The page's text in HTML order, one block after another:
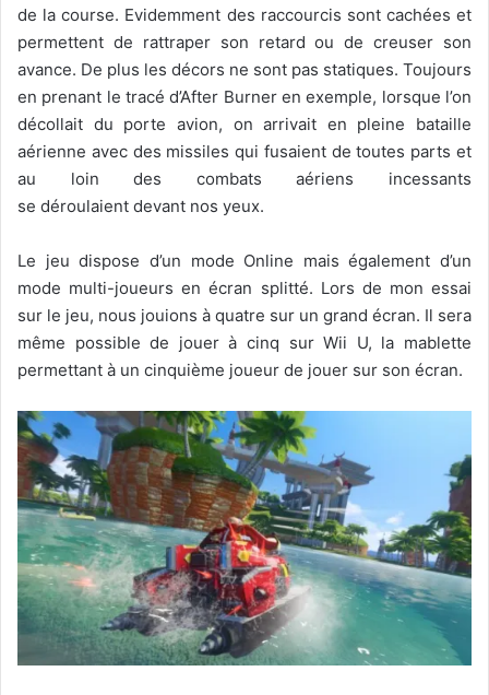
de la course. Evidemment des raccourcis sont cachées et
permettent de rattraper son retard ou de creuser son
avance. De plus les décors ne sont pas statiques. Toujours
en prenant le tracé d’After Burner en exemple, lorsque l’on
décollait du porte avion, on arrivait en pleine bataille
aérienne avec des missiles qui fusaient de toutes parts et
au loin des combats aériens incessants
se déroulaient devant nos yeux.
Le jeu dispose d’un mode Online mais également d’un
mode multi-joueurs en écran splitté. Lors de mon essai
sur le jeu, nous jouions à quatre sur un grand écran. Il sera
même possible de jouer à cinq sur Wii U, la mablette
permettant à un cinquième joueur de jouer sur son écran.